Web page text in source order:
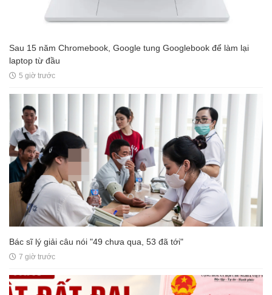
Sau 15 năm Chromebook, Google tung Googlebook để làm lại
laptop từ đầu
5 giờ trước
Bác sĩ lý giải câu nói "49 chưa qua, 53 đã tới"
7 giờ trước